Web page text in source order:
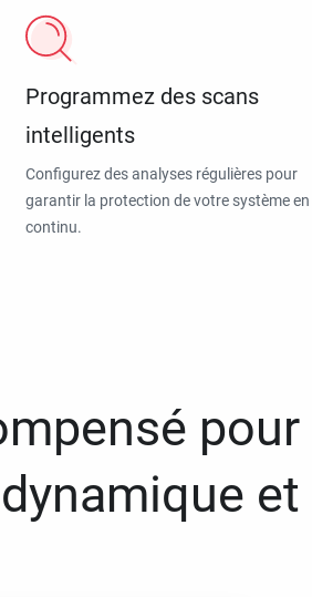
Programmez des scans
intelligents
Configurez des analyses régulières pour
garantir la protection de votre système en
continu.